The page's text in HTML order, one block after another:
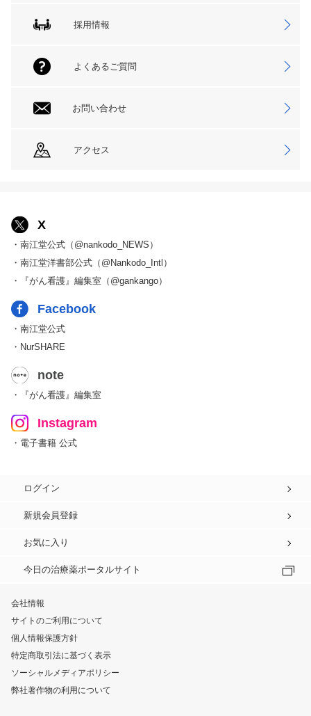
採用情報
よくあるご質問
お問い合わせ
アクセス
X
・南江堂公式（@nankodo_NEWS）
・南江堂洋書部公式（@Nankodo_Intl）
・『がん看護』編集室（@gankango）
Facebook
・南江堂公式
・NurSHARE
note
・『がん看護』編集室
Instagram
・電子書籍 公式
ログイン
新規会員登録
お気に入り
今日の治療薬ポータルサイト
会社情報
サイトのご利用について
個人情報保護方針
特定商取引法に基づく表示
ソーシャルメディアポリシー
弊社著作物の利用について